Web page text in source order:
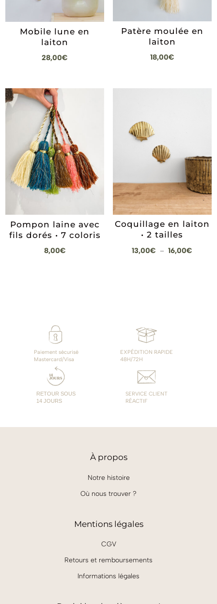
Mobile lune en
laiton
28,00€
Patère moulée en
laiton
18,00€
Pompon laine avec
fils dorés • 7 coloris
8,00€
Coquillage en laiton
• 2 tailles
13,00€ – 16,00€
Paiement sécurisé
Mastercard/Visa
EXPÉDITION RAPIDE
48H/72H
RETOUR SOUS
14 JOURS
SERVICE CLIENT
RÉACTIF
Àpropos
Notre histoire
Où nous trouver ?
Mentions légales
CGV
Retours et remboursements
Informations légales